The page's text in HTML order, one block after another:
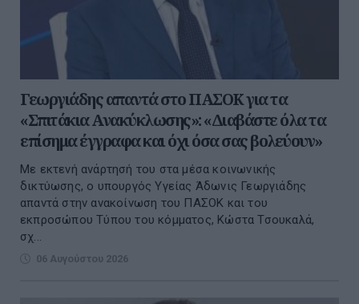
Γεωργιάδης απαντά στο ΠΑΣΟΚ για τα
«Σπιτάκια Ανακύκλωσης»: «Διαβάστε όλα τα
επίσημα έγγραφα και όχι όσα σας βολεύουν»
Με εκτενή ανάρτησή του στα μέσα κοινωνικής
δικτύωσης, ο υπουργός Υγείας Άδωνις Γεωργιάδης
απαντά στην ανακοίνωση του ΠΑΣΟΚ και του
εκπροσώπου Τύπου του κόμματος, Κώστα Τσουκαλά,
σχ...
06 Αυγούστου 2026